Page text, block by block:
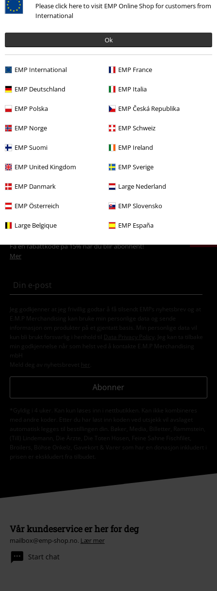
Please click here to visit EMP Online Shop for customers from
International
Ok
EMP International EMP France
EMP Deutschland EMP Italia
EMP Polska EMP Česká Republika
EMP Norge EMP Schweiz
EMP Suomi EMP Ireland
EMP United Kingdom EMP Sverige
EMP Danmark Large Nederland
EMP Österreich EMP Slovensko
Large Belgique EMP España
Flere kategorier. Flere valgmuligheter.
Tilbehør Hatter og caps
Klær & tilbehør Hatter og caps
Tema Gaveidéer
Tema Gaveidéer Barn
Barn Tilbehør Caps
Få en rabattkode på 15% når du blir abonnent!
Mer
Jeg godkjenner at jeg frivillig godtar å få tilsendt EMPs nyhetsbrev og at
E.M.P Merchandising kan bruke min personlige data og sende
informasjon om produkter på et gjentatt basis. Min personlige data vil
kun bli brukt forsvarlig i henhold til
Data Privacy Policy
. Jeg kan ta tilbake
min godkjennelse når som helst ved å kontakte E.M.P Merchandising
mbH
Meld deg av nyhetsbrevet her
Abonner
*Gyldig i 4 uker. Kan kun løses inn i nettbutikken. Kan ikke kombineres
med andre koder. Etter du har løst inn koden ved utsjekk vil avslaget
automatisk legges til bestillingen din. Bøker, Media, Billetter, Rammstein,
(Till) Lindemann, Die Ärzte, Die Toten Hosen, Feine Sahne Fischfilet,
Broilers, Böhse Onkelz, Gavekort & Varer som har en donasjon inkludert i
prisen er ekskludert fra tilbudet.
Vår kundeservice er her for deg
mailbox@emp-shop.no. Lær mer
Start chat